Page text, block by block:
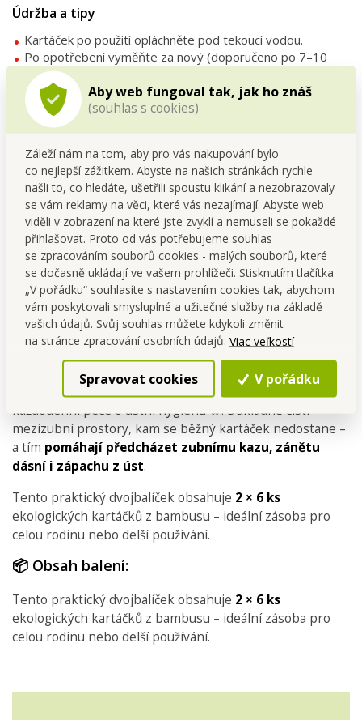
Aby web fungoval tak, jak ho znáš
(souhlas s cookies)
Záleží nám na tom, aby pro vás nakupování bylo
co nejlepší zážitkem. Abyste na našich stránkách rychle
našli to, co hledáte, ušetřili spoustu klikání a nezobrazovaly
se vám reklamy na věci, které vás nezajímají. Abyste web
viděli v zobrazení na které jste zvyklí a nemuseli se pokaždé
přihlašovat. Proto od vás potřebujeme souhlas
se zpracováním souborů cookies - malých souborů, které
se dočasně ukládají ve vašem prohlížeči. Stisknutím tlačítka
„V pořádku“ souhlasíte s nastavením cookies tak, abychom
vám poskytovali smysluplné a užitečné služby na základě
vašich údajů. Svůj souhlas můžete kdykoli změnit
na stránce zpracování osobních údajů. Viac veľkostí
Spravovat cookies V pořádku
Údržba a tipy
Kartáček po použití opláchněte pod tekoucí vodou.
Po opotřebení vyměňte za nový (doporučeno po 7–10
dnech).
Uchovávejte v suchu, aby bambus vydržel déle.
FAQ
Pro koho jsou vhodné?
Pro každého, kdo chce pečovat o zdraví zubů a dásní
ekologičtější cestou.
Jsou vhodné i pro citlivé zuby?
Ano, díky jemným štětinkám jsou velmi šetrné.
GoEco® BAMBOO – ekologická volba pro zdravý úsměv
každý den.
🪥 Sada 1+1GoEco® BAMBOO – mezizubní
kartáčky pro zdravý úsměv každý den! (2 ×
balení 6 ks).
Mezizubní kartáčky jsou nenahraditelnou součástí
každodenní péče o ústní hygienu 🦷. Důkladně čistí
mezizubní prostory, kam se běžný kartáček nedostane –
a tím pomáhají předcházet zubnímu kazu, zánětu
dásní i zápachu z úst.
Tento praktický dvojbalíček obsahuje 2 × 6 ks
ekologických kartáčků z bambusu – ideální zásoba pro
celou rodinu nebo delší používání.
📦 Obsah balení:
Tento praktický dvojbalíček obsahuje 2 × 6 ks
ekologických kartáčků z bambusu – ideální zásoba pro
celou rodinu nebo delší používání.